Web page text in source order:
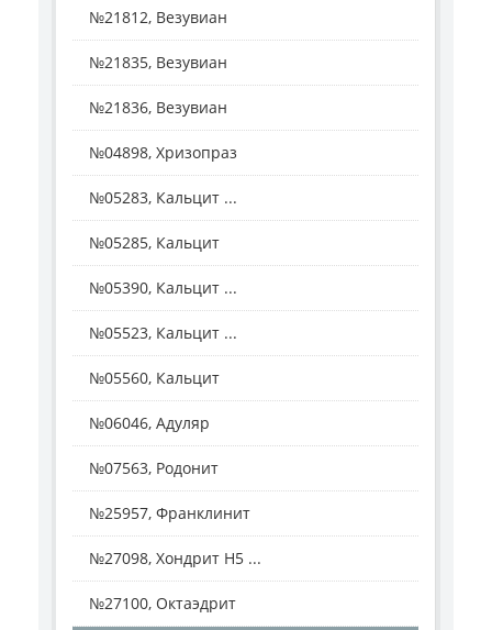
№21812, Везувиан
№21835, Везувиан
№21836, Везувиан
№04898, Хризопраз
№05283, Кальцит ...
№05285, Кальцит
№05390, Кальцит ...
№05523, Кальцит ...
№05560, Кальцит
№06046, Адуляр
№07563, Родонит
№25957, Франклинит
№27098, Хондрит H5 ...
№27100, Октаэдрит